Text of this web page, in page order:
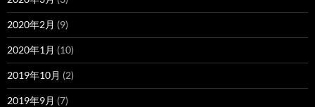
2020年2月 (9)
2020年1月 (10)
2019年10月 (2)
2019年9月 (7)